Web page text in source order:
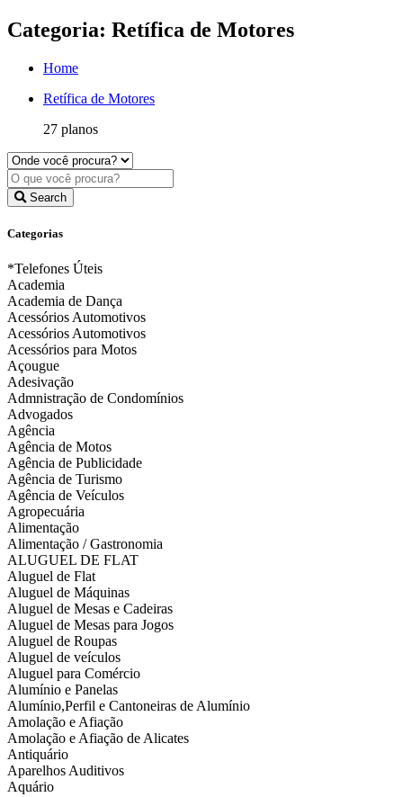
Categoria: Retífica de Motores
Home
Retífica de Motores
27 planos
Search
Categorias
*Telefones Úteis
Academia
Academia de Dança
Acessórios Automotivos
Acessórios Automotivos
Acessórios para Motos
Açougue
Adesivação
Admnistração de Condomínios
Advogados
Agência
Agência de Motos
Agência de Publicidade
Agência de Turismo
Agência de Veículos
Agropecuária
Alimentação
Alimentação / Gastronomia
ALUGUEL DE FLAT
Aluguel de Flat
Aluguel de Máquinas
Aluguel de Mesas e Cadeiras
Aluguel de Mesas para Jogos
Aluguel de Roupas
Aluguel de veículos
Aluguel para Comércio
Alumínio e Panelas
Alumínio,Perfil e Cantoneiras de Alumínio
Amolação e Afiação
Amolação e Afiação de Alicates
Antiquário
Aparelhos Auditivos
Aquário